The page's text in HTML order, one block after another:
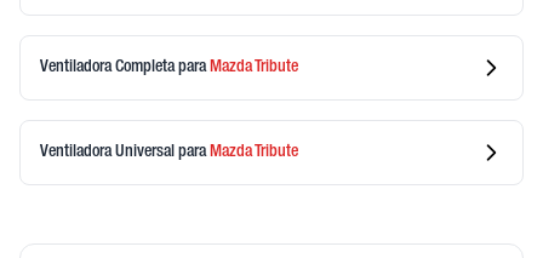
Ventiladora Completapara MazdaTribute
Ventiladora Universal para MazdaTribute